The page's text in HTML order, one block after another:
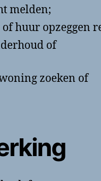
melden;
huur opzeggen
of
zoeken of